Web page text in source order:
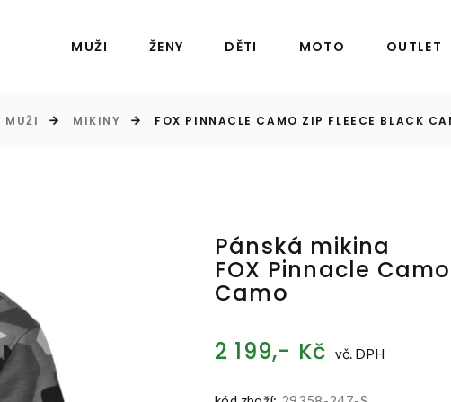
MUŽI ŽENY DĚTI MOTO OUTLET
MUŽI MIKINY FOX PINNACLE CAMO ZIP FLEECE BLACK
Pánská mikina
FOX Pinnacle
Camo
2 199,- Kč
vč. DPH